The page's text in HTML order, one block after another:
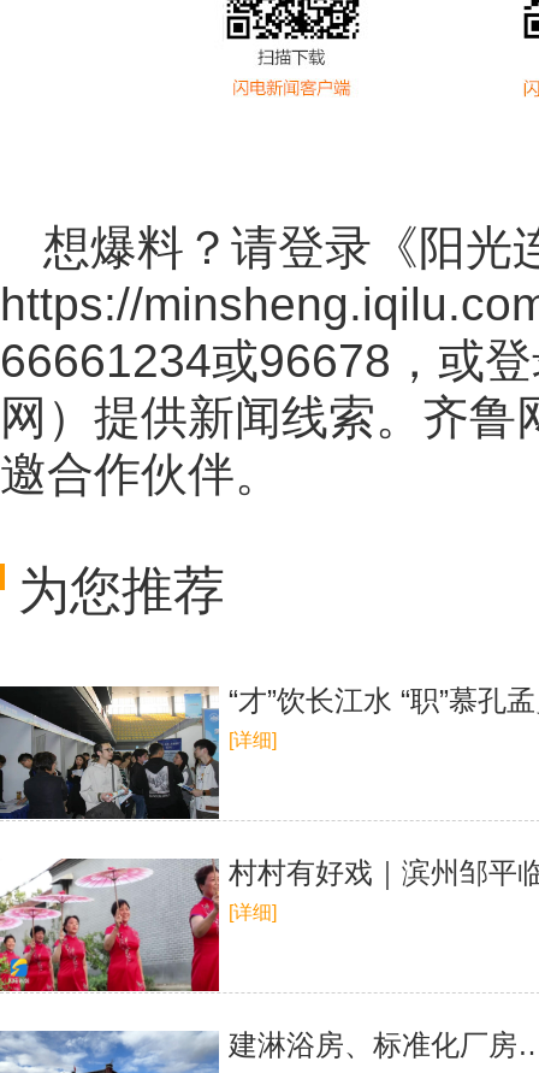
想爆料？请登录《阳光
https://
66661234或96678，或
网 ）提供新闻线索。齐鲁
邀合作伙伴。
为您推荐
“才”饮长江水 “职”慕孔
[详细]
村村有好戏｜滨州邹平
[详细]
建淋浴房、标准化厂房